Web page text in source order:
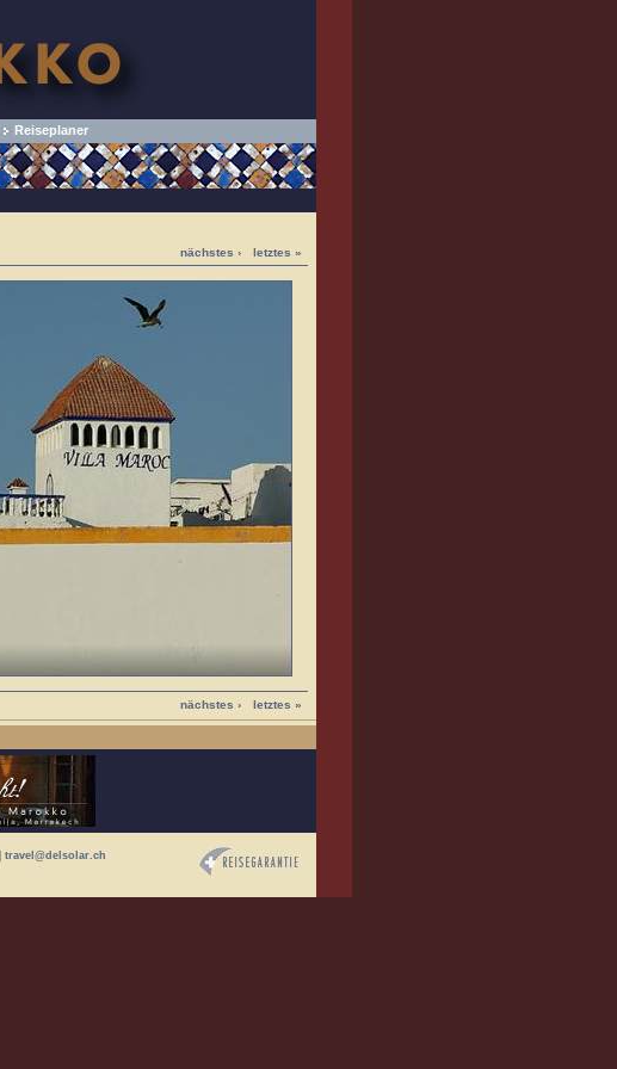
Reiseplaner
letztes »
nächstes ›
letztes »
nächstes ›
travel@delsolar.ch